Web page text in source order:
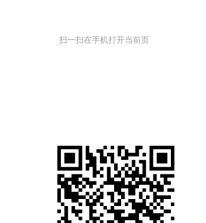
扫一扫在手机打开当前页